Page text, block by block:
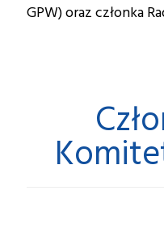
GPW) oraz członka